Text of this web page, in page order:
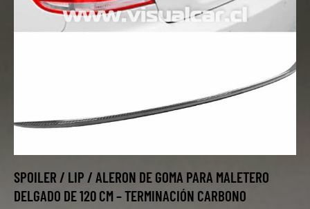
SPOILER / LIP / ALERON DE GOMA PARA MALETERO
DELGADO DE 120 CM – TERMINACIÓN CARBONO